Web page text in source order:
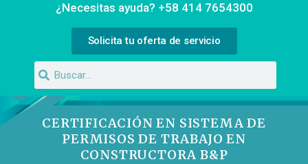
¿Necesitas ayuda? +58 414 7654300
Solicita tu oferta de servicio
CERTIFICACIÓN EN SISTEMA DE
PERMISOS DE TRABAJO EN
CONSTRUCTORA B&P